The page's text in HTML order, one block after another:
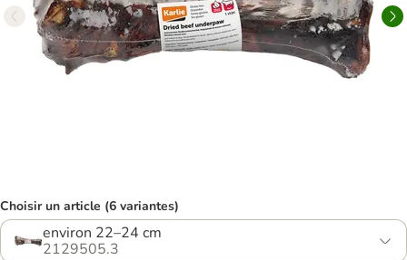
Choisir un article (6 variantes)
environ 22–24 cm
2129505.3